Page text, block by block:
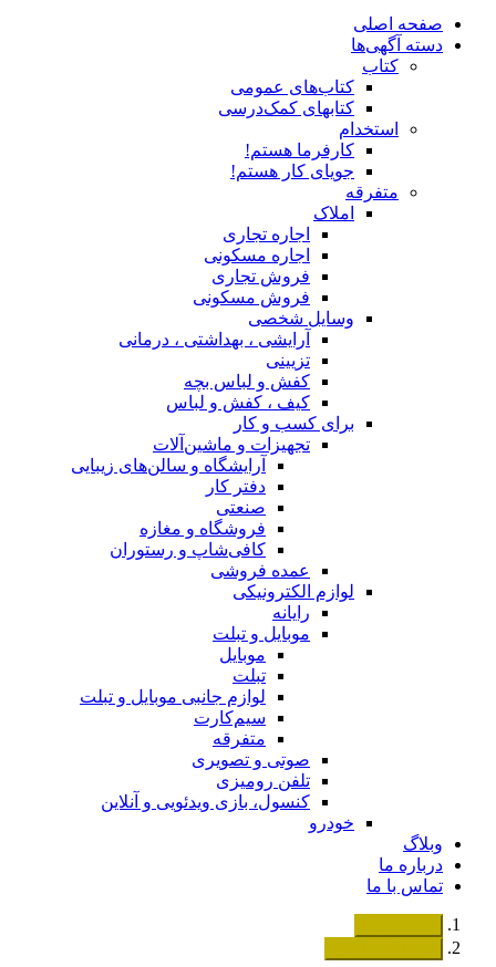
صفحه اصلی
دسته آگهی‌ها
کتاب
کتاب‌های عمومی
کتابهای کمک‌درسی
استخدام
کارفرما هستم!
جویای کار هستم!
متفرقه
املاک
اجاره تجاری
اجاره مسکونی
فروش تجاری
فروش مسکونی
وسایل شخصی
آرایشی ، بهداشتی ، درمانی
تزیینی
کفش و لباس بچه
کیف ، کفش و لباس
برای کسب و کار
تجهیزات و ماشین‌آلات
آرایشگاه و سالن‌های زیبایی
دفتر کار
صنعتی
فروشگاه و مغازه
کافی‌شاپ و رستوران
عمده فروشی
لوازم الکترونیکی
رایانه
موبایل و تبلت
موبایل
تبلت
لوازم جانبی موبایل و تبلت
سیم‌کارت
متفرقه
صوتی و تصویری
تلفن رومیزی
کنسول، بازی‌ ویدئویی و آنلاین
خودرو
وبلاگ
درباره ما
تماس با ما